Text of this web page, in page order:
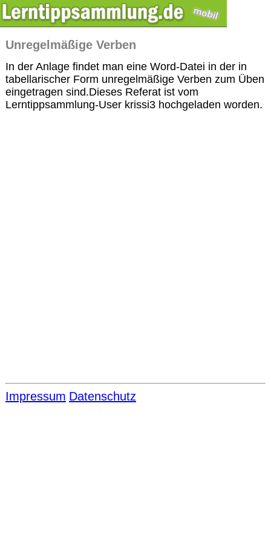
Unregelmäßige Verben
In der Anlage findet man eine Word-Datei in der in
tabellarischer Form unregelmäßige Verben zum Üben
eingetragen sind.Dieses Referat ist vom
Lerntippsammlung-User krissi3 hochgeladen worden.
Impressum Datenschutz